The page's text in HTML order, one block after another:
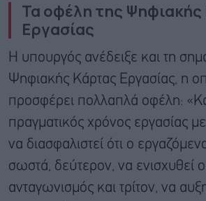
Τα οφέλη της
Εργασίας
Η υπουργός ανέδειξε και τη
Ψηφιακής Κάρτας Εργασίας, η
προσφέρει πολλαπλά οφέλη:
πραγματικός χρόνος εργασίας
να διασφαλιστεί ότι ο
σωστά, δεύτερον, να ενισχυθεί ο
ανταγωνισμός και τρίτον, να